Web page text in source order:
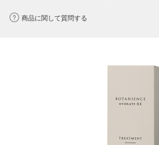
商品に関して質問する